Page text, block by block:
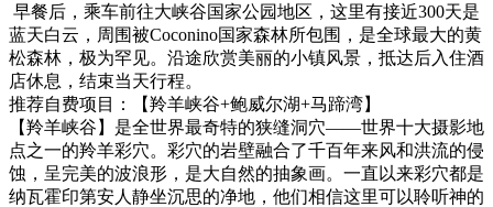
早餐后，乘车前往大峡谷国家公园地区，这里有接近300天是
蓝天白云，周围被Coconino国家森林所包围，是全球最大的黄
松森林，极为罕见。沿途欣赏美丽的小镇风景，抵达后入住酒
店休息，结束当天行程。
推荐自费项目：【羚羊峡谷+鲍威尔湖+马蹄湾】
【羚羊峡谷】是全世界最奇特的狭缝洞穴——世界十大摄影地
点之一的羚羊彩穴。彩穴的岩壁融合了千百年来风和洪流的侵
蚀，呈完美的波浪形，是大自然的抽象画。一直以来彩穴都是
纳瓦霍印第安人静坐沉思的净地，他们相信这里可以聆听神的